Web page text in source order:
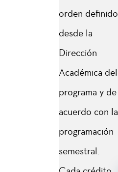
orden definido
desde la
Dirección
Académica del
programa y de
acuerdo con la
programación
semestral.